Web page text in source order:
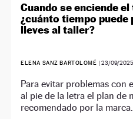
Cuando se enciende
¿cuánto tiempo puede
lleves al taller?
ELENA SANZ BARTOLOMÉ | 23/09/2025
Para evitar problemas con
al pie de la letra el plan de
recomendado por la marca.